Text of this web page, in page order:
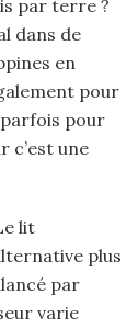
par terre ?
dans de
en
pour
pour
c’est une
lit
plus
par
varie